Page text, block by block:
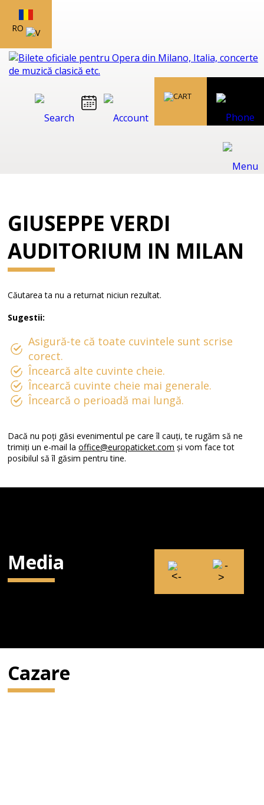
RO
GIUSEPPE VERDI
AUDITORIUM IN MILAN
Căutarea ta nu a returnat niciun rezultat.
Sugestii:
Asigură-te că toate cuvintele sunt scrise
corect.
Încearcă alte cuvinte cheie.
Încearcă cuvinte cheie mai generale.
Încearcă o perioadă mai lungă.
Dacă nu poți găsi evenimentul pe care îl cauți, te rugăm să ne
trimiți un e-mail laoffice@europaticket.com și vom face tot
posibilul să îl găsim pentru tine.
Media
Cazare